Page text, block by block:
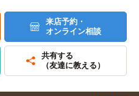
来店予約・
オンライン相談
共有する
（友達に教える）